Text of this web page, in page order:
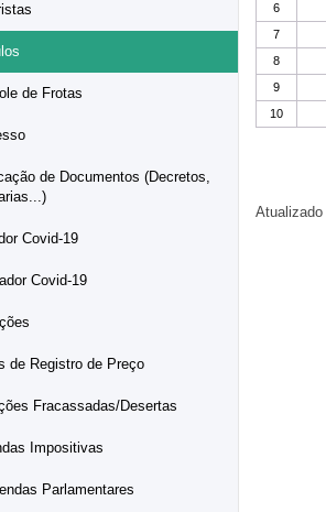
de Frotas
de Documentos (Decretos,
Covid-19
Covid-19
de Registro de Preço
Fracassadas/Desertas
Impositivas
Parlamentares
6
7
8
9
10
Atualizado